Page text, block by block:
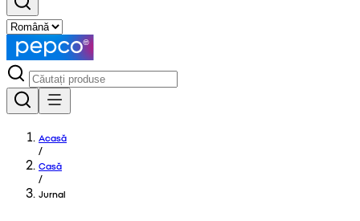
Acasă
/
Casă
/
Jurnal